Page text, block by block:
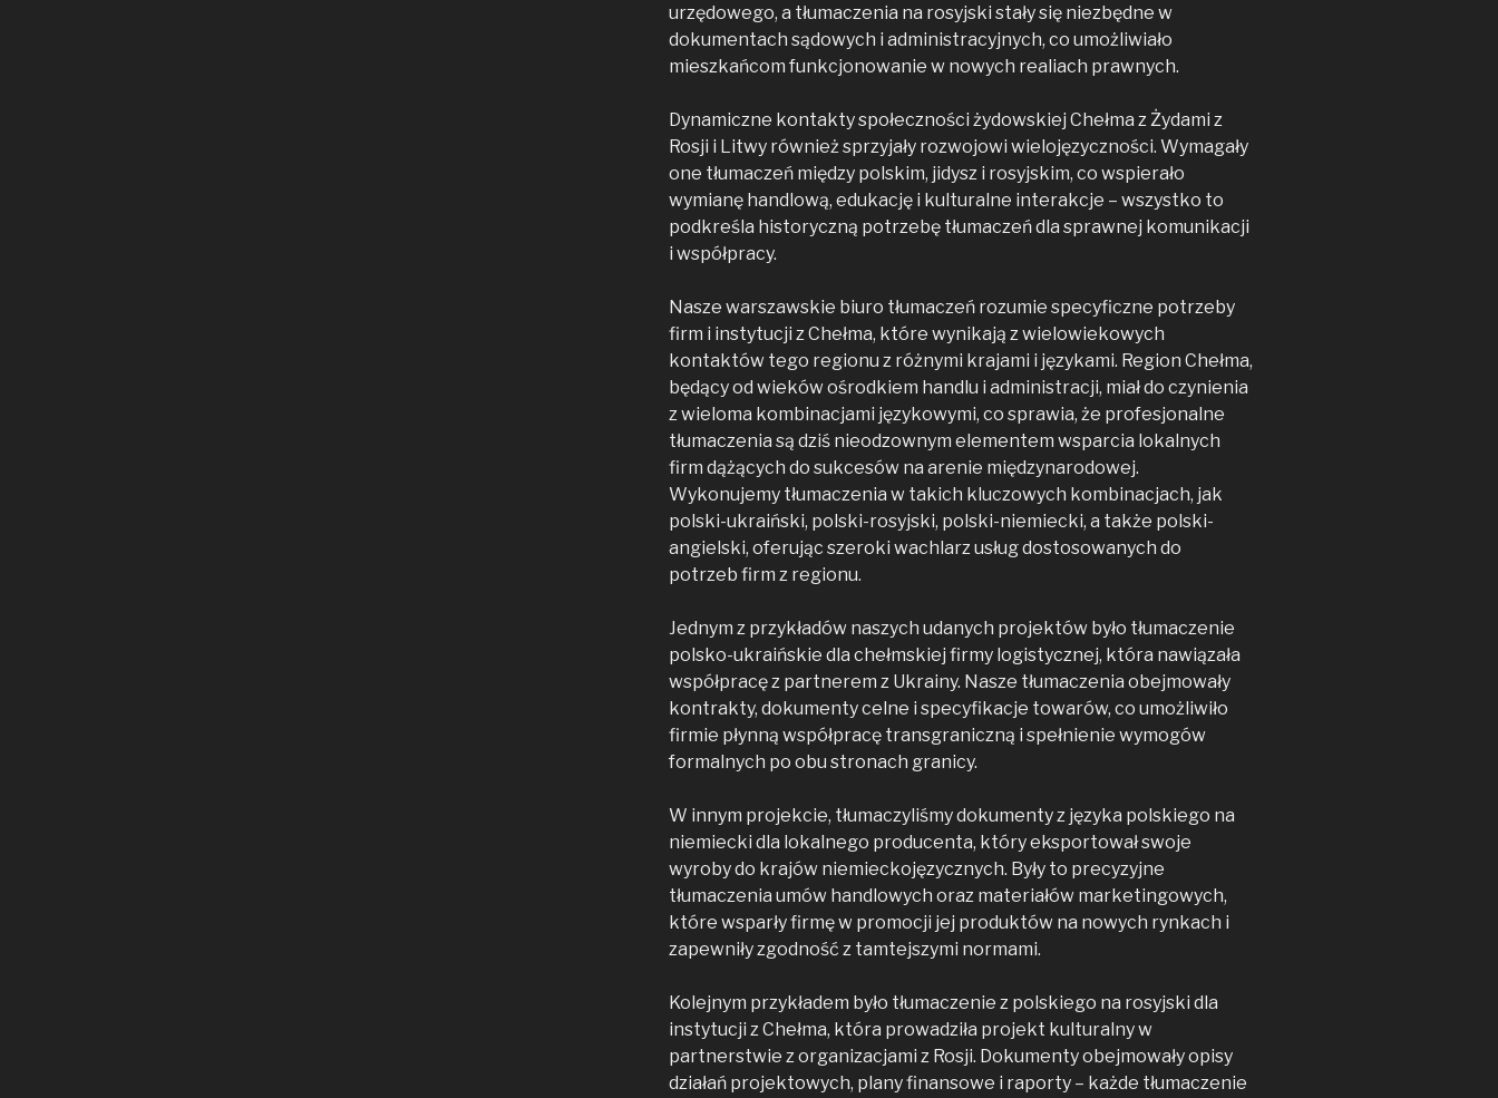
urzędowego, a tłumaczenia na rosyjski stały się niezbędne w
dokumentach sądowych i administracyjnych, co umożliwiało
mieszkańcom funkcjonowanie w nowych realiach prawnych.
Dynamiczne kontakty społeczności żydowskiej Chełma z Żydami z
Rosji i Litwy również sprzyjały rozwojowi wielojęzyczności. Wymagały
one tłumaczeń między polskim, jidysz i rosyjskim, co wspierało
wymianę handlową, edukację i kulturalne interakcje – wszystko to
podkreśla historyczną potrzebę tłumaczeń dla sprawnej komunikacji
i współpracy.
Nasze warszawskie biuro tłumaczeń rozumie specyficzne potrzeby
firm i instytucji z Chełma, które wynikają z wielowiekowych
kontaktów tego regionu z różnymi krajami i językami. Region Chełma,
będący od wieków ośrodkiem handlu i administracji, miał do czynienia
z wieloma kombinacjami językowymi, co sprawia, że profesjonalne
tłumaczenia są dziś nieodzownym elementem wsparcia lokalnych
firm dążących do sukcesów na arenie międzynarodowej.
Wykonujemy tłumaczenia w takich kluczowych kombinacjach, jak
polski-ukraiński, polski-rosyjski, polski-niemiecki, a także polski-
angielski, oferując szeroki wachlarz usług dostosowanych do
potrzeb firm z regionu.
Jednym z przykładów naszych udanych projektów było tłumaczenie
polsko-ukraińskie dla chełmskiej firmy logistycznej, która nawiązała
współpracę z partnerem z Ukrainy. Nasze tłumaczenia obejmowały
kontrakty, dokumenty celne i specyfikacje towarów, co umożliwiło
firmie płynną współpracę transgraniczną i spełnienie wymogów
formalnych po obu stronach granicy.
W innym projekcie, tłumaczyliśmy dokumenty z języka polskiego na
niemiecki dla lokalnego producenta, który eksportował swoje
wyroby do krajów niemieckojęzycznych. Były to precyzyjne
tłumaczenia umów handlowych oraz materiałów marketingowych,
które wsparły firmę w promocji jej produktów na nowych rynkach i
zapewniły zgodność z tamtejszymi normami.
Kolejnym przykładem było tłumaczenie z polskiego na rosyjski dla
instytucji z Chełma, która prowadziła projekt kulturalny w
partnerstwie z organizacjami z Rosji. Dokumenty obejmowały opisy
działań projektowych, plany finansowe i raporty – każde tłumaczenie